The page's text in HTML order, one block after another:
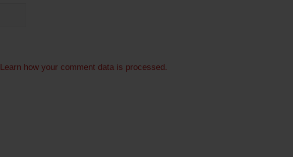
Learn how your comment data is processed.